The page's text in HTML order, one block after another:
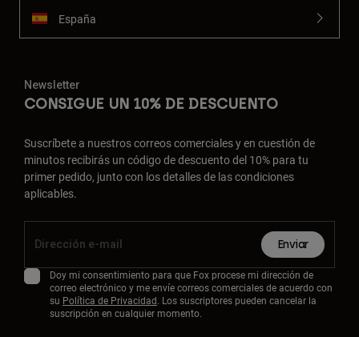
España
Newsletter
CONSIGUE UN 10% DE DESCUENTO
Suscríbete a nuestros correos comerciales y en cuestión de
minutos recibirás un código de descuento del 10% para tu
primer pedido, junto con los detalles de las condiciones
aplicables.
Enviar
Doy mi consentimiento para que Fox procese mi dirección de
correo electrónico y me envíe correos comerciales de acuerdo con
su Política de Privacidad. Los suscriptores pueden cancelar la
suscripción en cualquier momento.